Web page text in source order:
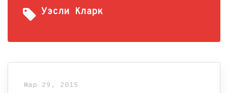
Уэсли Кларк
Мар 29, 2015